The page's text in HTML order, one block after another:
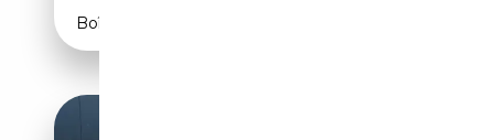
Boîte automatique